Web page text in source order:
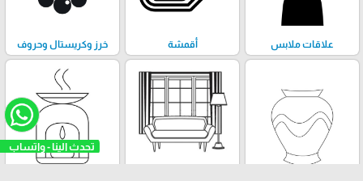
تحدث الينا - واتساب
علاقات ملابس أقمشة خرز وكريستال وحروف